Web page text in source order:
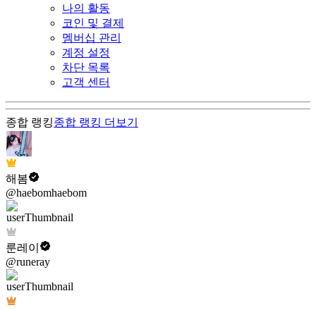
나의 활동
코인 및 결제
멤버십 관리
계정 설정
차단 목록
고객 센터
종합 랭킹종합 랭킹 더보기
해봄
@haebomhaebom
룬레이
@runeray